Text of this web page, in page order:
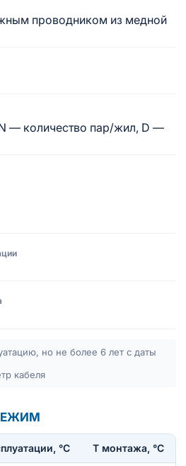
проводником из медной
— количество пар/жил, D —
но не более 6 лет с даты
кабеля
°С Т монтажа, °С